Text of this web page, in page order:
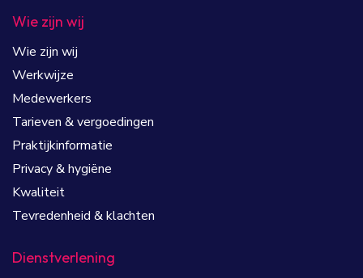
Wie zijn wij
Wie zijn wij
Werkwijze
Medewerkers
Tarieven & vergoedingen
Praktijkinformatie
Privacy & hygiëne
Kwaliteit
Tevredenheid & klachten
Dienstverlening